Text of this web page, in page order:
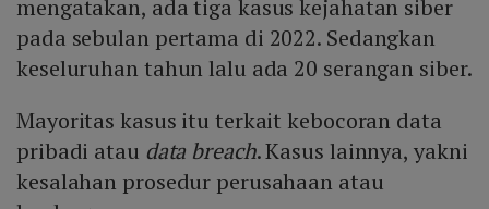
mengatakan, ada tiga kasus kejahatan siber
pada sebulan pertama di 2022. Sedangkan
keseluruhan tahun lalu ada 20 serangan siber.
Mayoritas kasus itu terkait kebocoran data
pribadi atau data breach. Kasus lainnya, yakni
kesalahan prosedur perusahaan atau